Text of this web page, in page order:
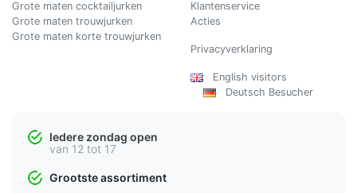
Grote maten cocktailjurken
Grote maten trouwjurken
Grote maten korte trouwjurken
Klantenservice
Acties
Privacyverklaring
English visitors
Deutsch Besucher
Iedere zondag open
van 12 tot 17
Grootste assortiment